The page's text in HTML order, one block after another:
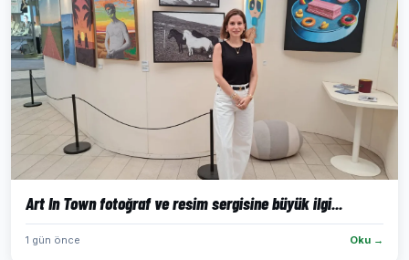
Art In Town fotoğraf ve resim sergisine büyük ilgi...
1 gün önce Oku →